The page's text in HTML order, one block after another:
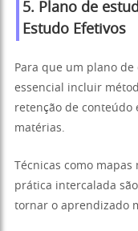
5. Plano de
Estudo Efetivos
Para que um plano
essencial incluir
retenção de conteúdo
matérias.
Técnicas como
prática intercalada
tornar o aprendizado